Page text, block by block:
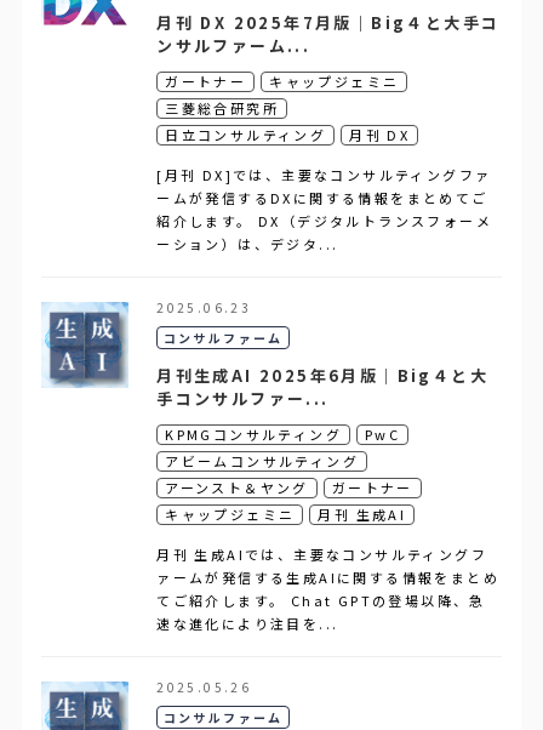
月刊 DX 2025年7月版｜Big４と大手コ
ンサルファーム...
ガートナー
キャップジェミニ
三菱総合研究所
日立コンサルティング
月刊 DX
[月刊 DX]では、主要なコンサルティングファ
ームが発信するDXに関する情報をまとめてご
紹介します。 DX（デジタルトランスフォーメ
ーション）は、デジタ...
2025.06.23
コンサルファーム
月刊生成AI 2025年6月版｜Big４と大
手コンサルファー...
KPMGコンサルティング
PwC
アビームコンサルティング
アーンスト＆ヤング
ガートナー
キャップジェミニ
月刊 生成AI
月刊 生成AIでは、主要なコンサルティングフ
ァームが発信する生成AIに関する情報をまとめ
てご紹介します。 Chat GPTの登場以降、急
速な進化により注目を...
2025.05.26
コンサルファーム